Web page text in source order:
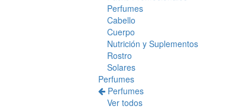
Perfumes
Cabello
Cuerpo
Nutrición y Suplementos
Rostro
Solares
Perfumes
Perfumes
Ver todos